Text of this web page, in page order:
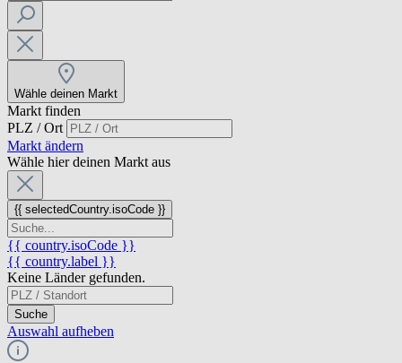
Wähle deinen Markt
Markt finden
PLZ / Ort
Markt ändern
Wähle hier deinen Markt aus
{{ selectedCountry.isoCode }}
{{ country.isoCode }}
{{ country.label }}
Keine Länder gefunden.
Suche
Auswahl aufheben